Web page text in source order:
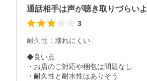
通話相手は声が聴き取りづらい
3
耐久性 ： 壊れにくい
◆良い点
・お店のご対応や梱包は問題なし
・耐久性と耐水性はありそう